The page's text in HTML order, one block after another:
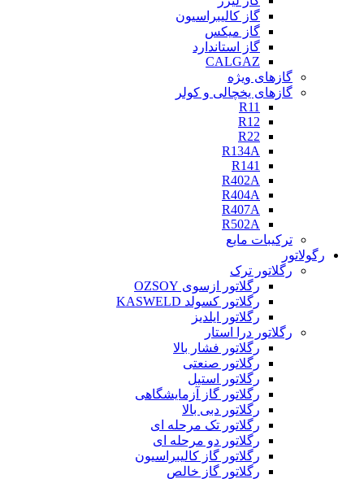
گاز کالیبراسیون
گاز میکس
گاز استاندارد
CALGAZ
گازهای ویژه
گازهای یخچالی و کولر
R11
R12
R22
R134A
R141
R402A
R404A
R407A
R502A
ترکیبات مایع
رگولاتور
رگلاتور ترک
رگلاتور ازسوی OZSOY
رگلاتور کسولد KASWELD
رگلاتور ایلدیز
رگلاتور درا استار
رگلاتور فشار بالا
رگلاتور صنعتی
رگلاتور استیل
رگلاتور گاز آزمایشگاهی
رگلاتور دبی بالا
رگلاتور تک مرحله ای
رگلاتور دو مرحله ای
رگلاتور گاز کالیبراسیون
رگلاتور گاز خالص